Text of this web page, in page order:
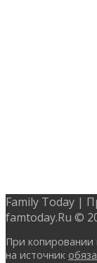
Family Today |
famtoday.Ru ©
При копировании
на источник